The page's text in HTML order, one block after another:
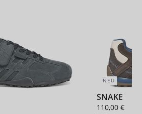
NEU
SNAKE
110,00 €